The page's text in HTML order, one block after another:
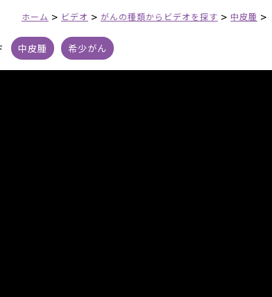
ホーム > ビデオ > がんの種類からビデオを探す > 中皮腫 >
中皮腫 希少がん